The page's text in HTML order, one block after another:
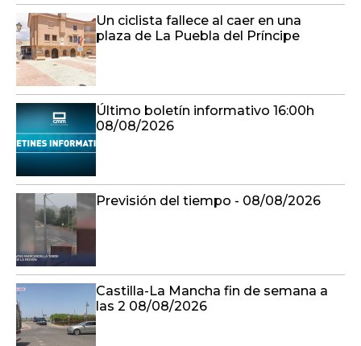
Un ciclista fallece al caer en una
plaza de La Puebla del Príncipe
Último boletín informativo 16:00h
08/08/2026
Previsión del tiempo - 08/08/2026
Castilla-La Mancha fin de semana a
las 2 08/08/2026